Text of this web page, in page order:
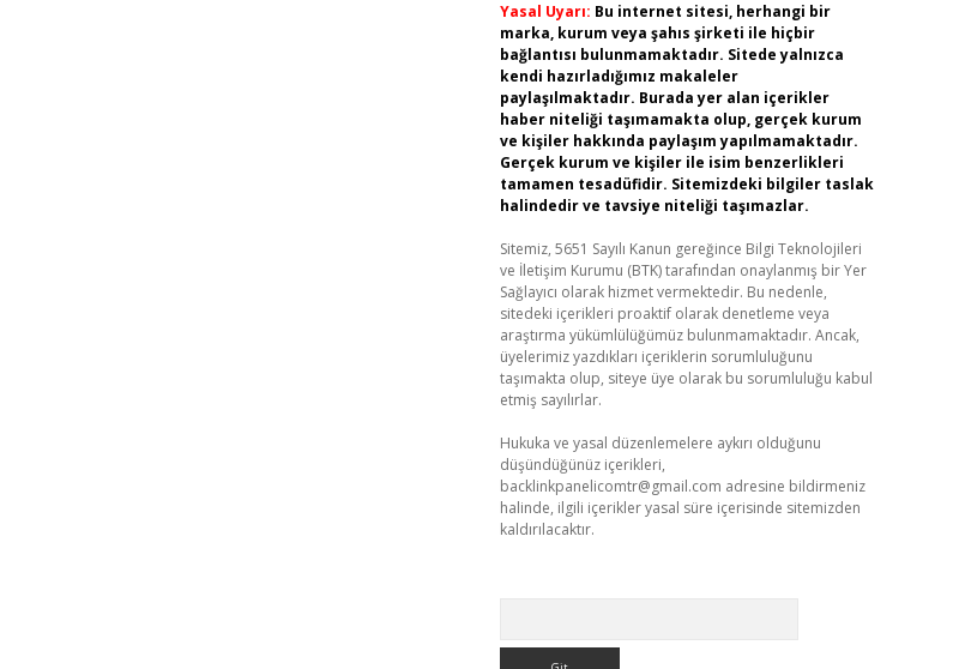
Yasal Uyarı: Bu internet sitesi, herhangi bir
marka, kurum veya şahıs şirketi ile hiçbir
bağlantısı bulunmamaktadır. Sitede yalnızca
kendi hazırladığımız makaleler
paylaşılmaktadır. Burada yer alan içerikler
haber niteliği taşımamakta olup, gerçek kurum
ve kişiler hakkında paylaşım yapılmamaktadır.
Gerçek kurum ve kişiler ile isim benzerlikleri
tamamen tesadüfidir. Sitemizdeki bilgiler taslak
halindedir ve tavsiye niteliği taşımazlar.
Sitemiz, 5651 Sayılı Kanun gereğince Bilgi Teknolojileri
ve İletişim Kurumu (BTK) tarafından onaylanmış bir Yer
Sağlayıcı olarak hizmet vermektedir. Bu nedenle,
sitedeki içerikleri proaktif olarak denetleme veya
araştırma yükümlülüğümüz bulunmamaktadır. Ancak,
üyelerimiz yazdıkları içeriklerin sorumluluğunu
taşımakta olup, siteye üye olarak bu sorumluluğu kabul
etmiş sayılırlar.
Hukuka ve yasal düzenlemelere aykırı olduğunu
düşündüğünüz içerikleri,
backlinkpanelicomtr@gmail.com adresine bildirmeniz
halinde, ilgili içerikler yasal süre içerisinde sitemizden
kaldırılacaktır.